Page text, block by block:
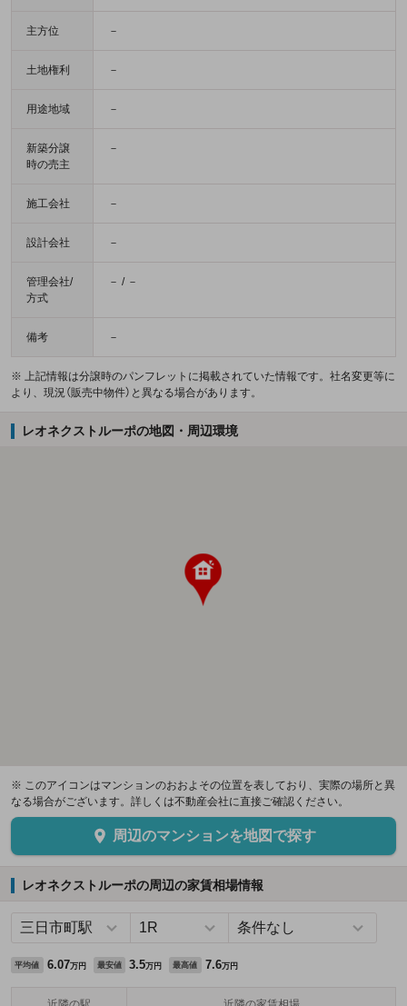
主方位 －
土地権利 －
用途地域 －
新築分譲
時の売主
－
施工会社 －
設計会社 －
管理会社/
方式
－ / －
備考 －
※ 上記情報は分譲時のパンフレットに掲載されていた情報です。社名変更等に
より、現況（販売中物件）と異なる場合があります。
レオネクストルーポの地図・周辺環境
※ このアイコンはマンションのおおよその位置を表しており、実際の場所と異
なる場合がございます。詳しくは不動産会社に直接ご確認ください。
周辺のマンションを地図で探す
レオネクストルーポの周辺の家賃相場情報
平均値 6.07万円 最安値 3.5万円 最高値 7.6万円